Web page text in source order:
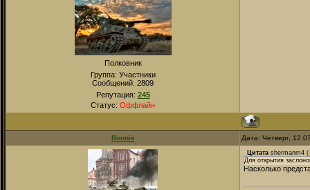
Полковник
Группа: Участники
Сообщений: 2809
Репутация: 245
Статус: Оффлайн
Boonie Дата: Четверг,
Цитата shermanm4 (
Для открытия
Насколько